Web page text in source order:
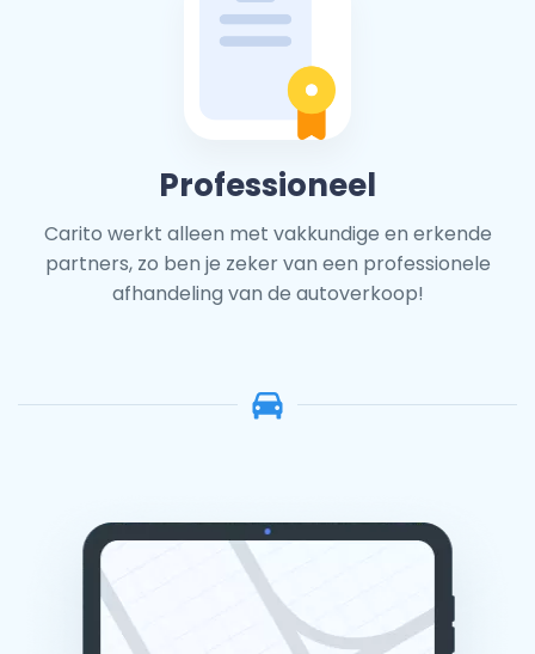
Professioneel
Carito werkt alleen met vakkundige en erkende
partners, zo ben je zeker van een professionele
afhandeling van de autoverkoop!